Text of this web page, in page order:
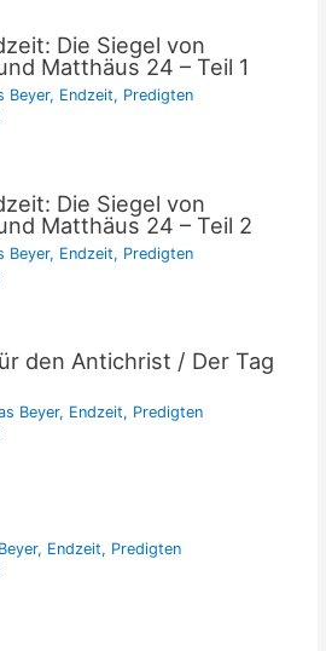
Die Siegel von
Matthäus 24 – Teil 1
Beyer, Endzeit, Predigten
Die Siegel von
Matthäus 24 – Teil 2
Beyer, Endzeit, Predigten
den Antichrist / Der Tag
Beyer, Endzeit, Predigten
, Endzeit, Predigten